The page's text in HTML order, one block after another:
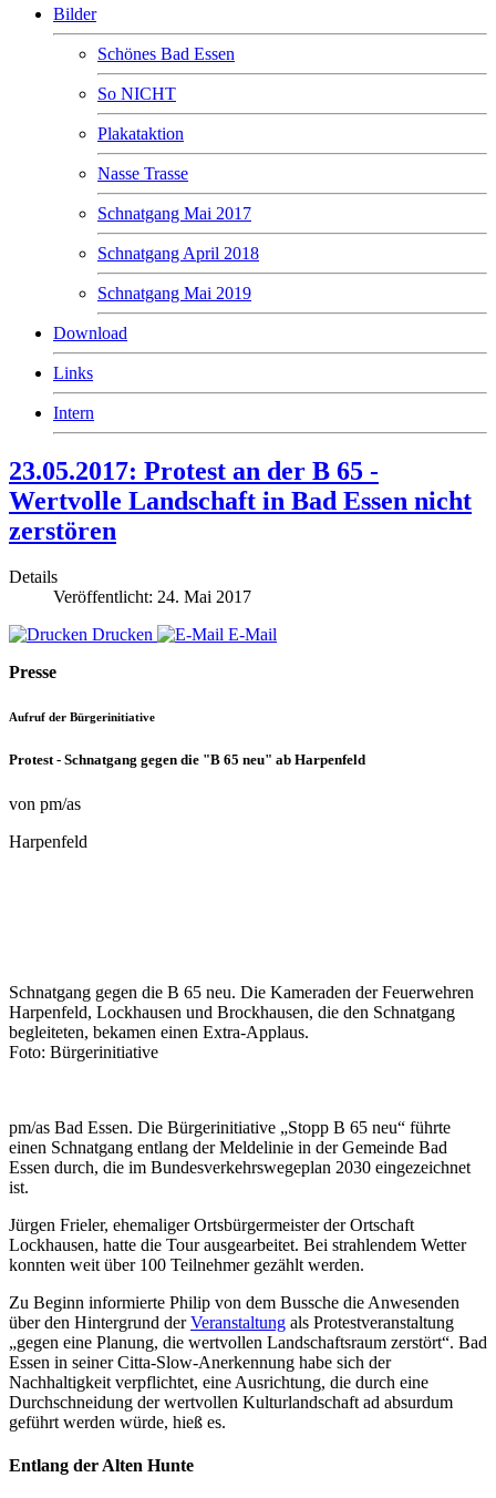
Bilder
Schönes Bad Essen
So NICHT
Plakataktion
Nasse Trasse
Schnatgang Mai 2017
Schnatgang April 2018
Schnatgang Mai 2019
Download
Links
Intern
23.05.2017: Protest an der B 65 -
Wertvolle Landschaft in Bad Essen nicht
zerstören
Details
Veröffentlicht: 24. Mai 2017
Drucken
E-Mail
Presse
Aufruf der Bürgerinitiative
Protest - Schnatgang gegen die "B 65 neu" ab Harpenfeld
von pm/as
Harpenfeld
Schnatgang gegen die B 65 neu. Die Kameraden der Feuerwehren
Harpenfeld, Lockhausen und Brockhausen, die den Schnatgang
begleiteten, bekamen einen Extra-Applaus.
Foto: Bürgerinitiative
pm/as Bad Essen. Die Bürgerinitiative „Stopp B 65 neu“ führte
einen Schnatgang entlang der Meldelinie in der Gemeinde Bad
Essen durch, die im Bundesverkehrswegeplan 2030 eingezeichnet
ist.
Jürgen Frieler, ehemaliger Ortsbürgermeister der Ortschaft
Lockhausen, hatte die Tour ausgearbeitet. Bei strahlendem Wetter
konnten weit über 100 Teilnehmer gezählt werden.
Zu Beginn informierte Philip von dem Bussche die Anwesenden
über den Hintergrund derVeranstaltung als Protestveranstaltung
„gegen eine Planung, die wertvollen Landschaftsraum zerstört“. Bad
Essen in seiner Citta-Slow-Anerkennung habe sich der
Nachhaltigkeit verpflichtet, eine Ausrichtung, die durch eine
Durchschneidung der wertvollen Kulturlandschaft ad absurdum
geführt werden würde, hieß es.
Entlang der Alten Hunte